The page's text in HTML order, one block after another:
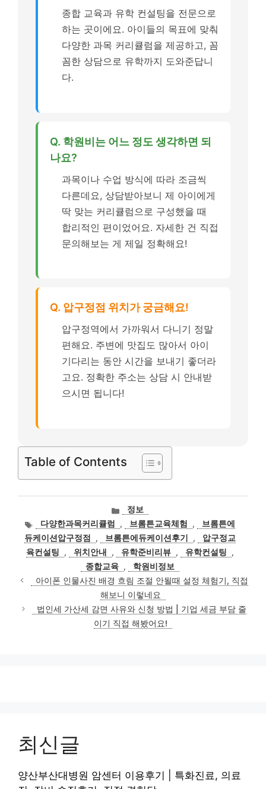
종합 교육과 유학 컨설팅을 전문으로
하는 곳이에요. 아이들의 목표에 맞춰
다양한 과목 커리큘럼을 제공하고, 꼼
꼼한 상담으로 유학까지 도와준답니
다.
Q. 학원비는 어느 정도 생각하면 되
나요?
과목이나 수업 방식에 따라 조금씩
다른데요, 상담받아보니 제 아이에게
딱 맞는 커리큘럼으로 구성했을 때
합리적인 편이었어요. 자세한 건 직접
문의해보는 게 제일 정확해요!
Q. 압구정점 위치가 궁금해요!
압구정역에서 가까워서 다니기 정말
편해요. 주변에 맛집도 많아서 아이
기다리는 동안 시간을 보내기 좋더라
고요. 정확한 주소는 상담 시 안내받
으시면 됩니다!
Table of Contents
카
고
리
정보
태
그
다양한과목커리큘럼 , 브롬튼교육체험 ,
브롬튼에
듀케이션압구정점
, 브롬튼에듀케이션후기 ,
압구정교
육컨설팅
, 위치안내 , 유학준비리뷰 , 유학컨설팅
,
종합교육 ,
학원비정보
아이폰 인물사진 배경 흐림 조절 안될때 설정 체험기, 직접
해보니 이렇네요
법인세 가산세 감면 사유와 신청 방법 | 기업 세금 부담 줄
이기 직접 해봤어요!
최신글
양산부산대병원 암센터 이용후기 | 특화진료, 의료